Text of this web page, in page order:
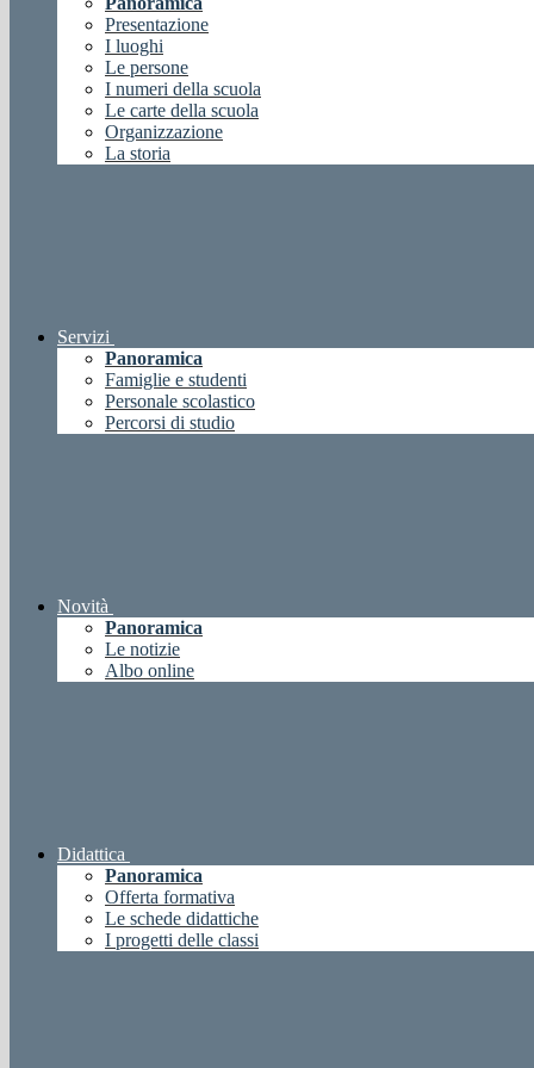
Presentazione
I luoghi
Le persone
I numeri della scuola
Le carte della scuola
Organizzazione
La storia
Servizi
Panoramica
Famiglie e studenti
Personale scolastico
Percorsi di studio
Novità
Panoramica
Le notizie
Albo online
Didattica
Panoramica
Offerta formativa
Le schede didattiche
I progetti delle classi